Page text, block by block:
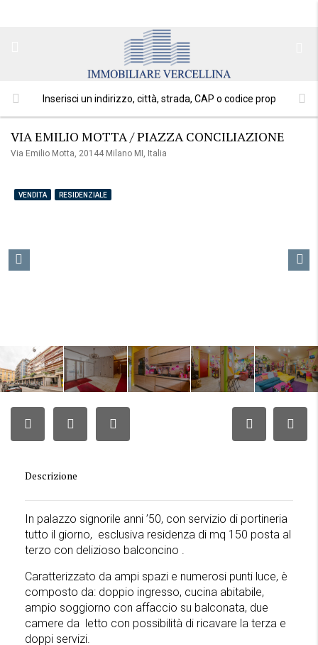
VIA EMILIO MOTTA / PIAZZA CONCILIAZIONE
Via Emilio Motta, 20144 Milano MI, Italia
VENDITA RESIDENZIALE
Descrizione
In palazzo signorile anni ’50, con servizio di portineria
tutto il giorno, esclusiva residenza di mq 150 posta al
terzo con delizioso balconcino .
Caratterizzato da ampi spazi e numerosi punti luce, è
composto da: doppio ingresso, cucina abitabile,
ampio soggiorno con affaccio su balconata, due
camere da letto con possibilità di ricavare la terza e
doppi servizi.